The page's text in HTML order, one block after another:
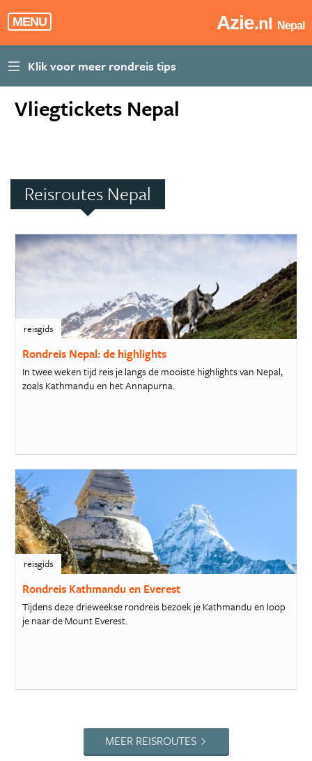
MENU Azie.nl Nepal
Vliegtickets Nepal
Reisroutes Nepal
reisgids
Rondreis Nepal: de highlights
In twee weken tijd reis je langs de mooiste highlights van Nepal,
zoals Kathmandu en het Annapurna.
reisgids
Rondreis Kathmandu en Everest
Tijdens deze drieweekse rondreis bezoek je Kathmandu en loop
je naar de Mount Everest.
MEER REISROUTES